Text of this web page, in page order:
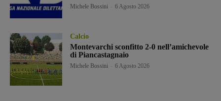
Michele Bossini 6 Agosto 2026
Calcio
Montevarchi sconfitto 2-0 nell’amichevole
di Piancastagnaio
Michele Bossini 6 Agosto 2026